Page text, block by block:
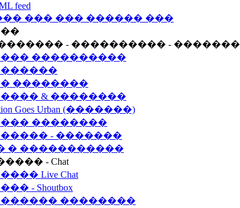
feed
��� ��� ������ ���
- ���������� - �������
����������
��������
& ��������
Goes Urban (�������)
��������
- �������
� �����������
- Chat
Live Chat
- Shoutbox
��������